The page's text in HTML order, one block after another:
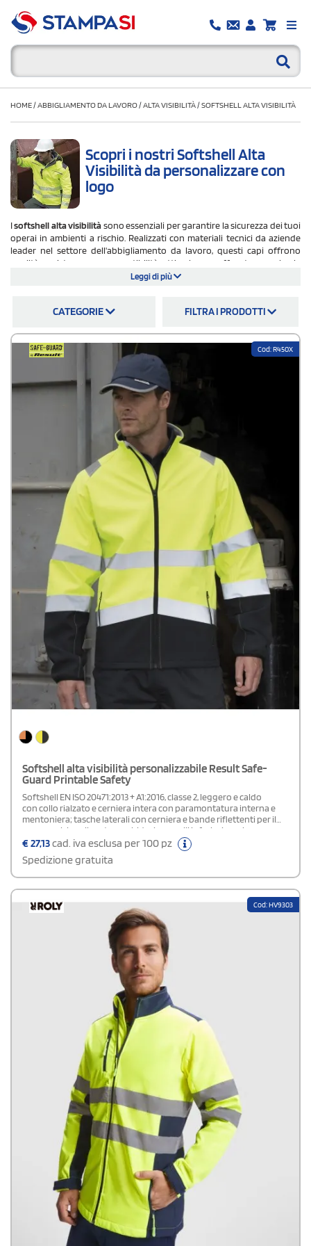
HOME/ABBIGLIAMENTO DA LAVORO/ALTA VISIBILITÀ/SOFTSHELL ALTA VISIBILITÀ
Scopri i nostri Softshell Alta
Visibilità da personalizzare con
logo
Isoftshell alta visibilitàsono essenziali per garantire la sicurezza dei tuoi
operai in ambienti a rischio. Realizzati con materiali tecnici da aziende
leader nel settore dell'abbigliamento da lavoro, questi capi offrono
qualità, resistenza e una vestibilità ottimale per affrontare anche le
condizioni più impegnative. Progettati per assicurare visibilità in ogni
valorizzando il brand.
Cerchi unagiacca softshell alta visibilitàper gli operai del tuo nuovo
cantiere stradale? Scopri i modelli innovativi che troverai nel nostro
catalogo e assicurati che il tuo staff lavori senza rischi.
Rivolgersi aStampaSi
significa scegliere prezzi competitivi, un customer
service qualificato che ti segue in ogni fase dell’ordine, procedure
d’ordine online semplici e immediate e spedizione gratuita in tutta Italia.
Ricordiamo che riceverai una bozza pre-stampa da valutare: la potrai
approvare (e allora la tua merce andrà in produzione) oppure rifiutare (in
questo caso avrai la possibilità di allegare nel file le correzioni da
effettuare). Quindi nessun ordine di softshell alta visibilità personalizzati
andrà in stampa prima della tua conferma della simulazione
Leggi di più
CATEGORIE FILTRA I PRODOTTI
Cod: R450X
Softshell alta visibilità personalizzabile Result Safe-
Guard Printable Safety
Softshell EN ISO 20471:2013 + A1:2016, classe 2, leggero e caldo
con collo rialzato e cerniera intera con paramontatura interna e
mentoniera; tasche laterali con cerniera e bande riflettenti per il
corpo, polsino rilegato morbido; i pannelli inferiori scuri
nascondono la sporcizia, adatto per stampa diretta (non DTG),
transfer e ricamo.RIS-3279-TOM (solo Fluo
Orange/Black)Composizione: 100% poliestere per la parte esterna,
membrana TPU antivento, impermeabile (8000 mm), traspirante
€27,13cad. iva esclusa per 100 pz
Spedizione gratuita
Cod: HV9303